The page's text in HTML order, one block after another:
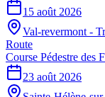
15 août 2026
Val-revermont -
Route
Course Pédestre des
23 août 2026